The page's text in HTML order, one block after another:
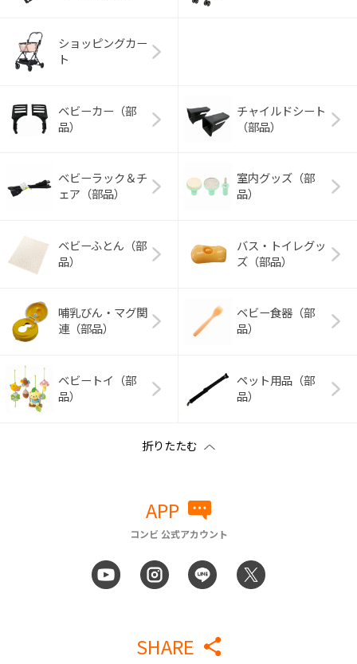
ショッピングカー
ト
ベビーカー（部
品）
チャイルドシート
（部品）
ベビーラック＆チ
ェア（部品）
室内グッズ（部
品）
ベビーふとん（部
品）
バス・トイレグッ
ズ（部品）
哺乳びん・マグ関
連（部品）
ベビー食器（部
品）
ベビートイ（部
品）
ペット用品（部
品）
APP
コンビ 公式アカウント
SHARE